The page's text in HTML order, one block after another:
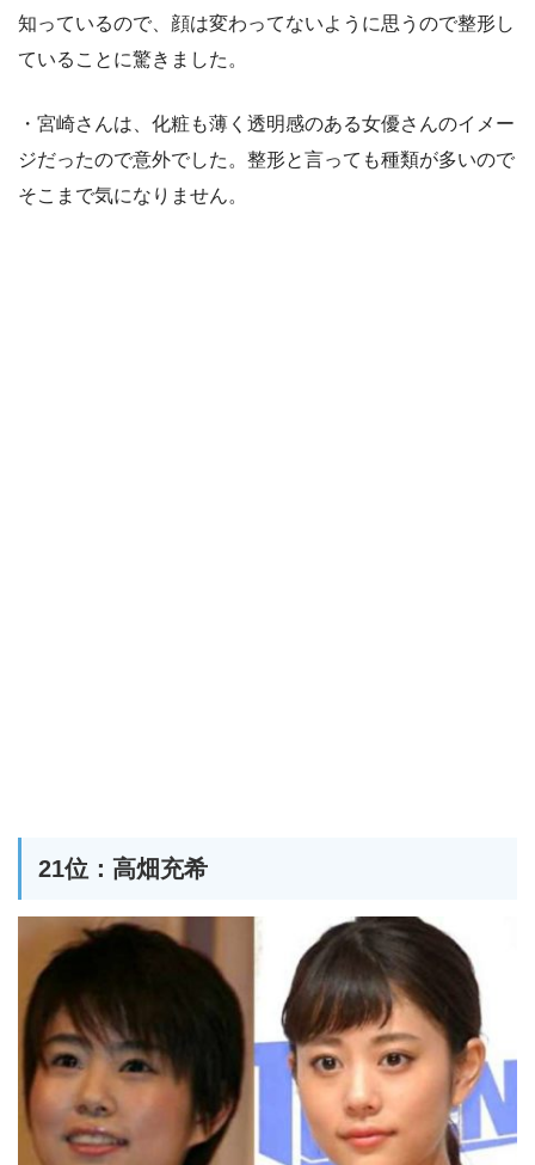
知っているので、顔は変わってないように思うので整形し
ていることに驚きました。
・宮崎さんは、化粧も薄く透明感のある女優さんのイメー
ジだったので意外でした。整形と言っても種類が多いので
そこまで気になりません。
21位：高畑充希